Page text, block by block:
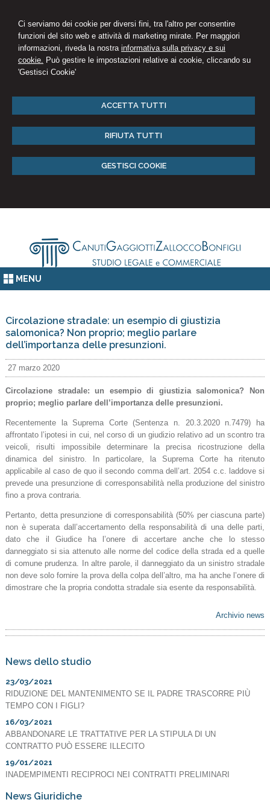
Ci serviamo dei cookie per diversi fini, tra l'altro per consentire
funzioni del sito web e attività di marketing mirate. Per maggiori
informazioni, riveda la nostra informativa sulla privacy e sui
cookie. Può gestire le impostazioni relative ai cookie, cliccando su
'Gestisci Cookie'
ACCETTA TUTTI
RIFIUTA TUTTI
GESTISCI COOKIE
MENU
Circolazione stradale: un esempio di giustizia
salomonica? Non proprio; meglio parlare
dell’importanza delle presunzioni.
27 marzo 2020
Circolazione stradale: un esempio di giustizia salomonica? Non
proprio; meglio parlare dell’importanza delle presunzioni.
Recentemente la Suprema Corte (Sentenza n. 20.3.2020 n.7479) ha
affrontato l’ipotesi in cui, nel corso di un giudizio relativo ad un scontro tra
veicoli, risulti impossibile determinare la precisa ricostruzione della
dinamica del sinistro. In particolare, la Suprema Corte ha ritenuto
applicabile al caso de quo il secondo comma dell’art. 2054 c.c. laddove si
prevede una presunzione di corresponsabilità nella produzione del sinistro
fino a prova contraria.
Pertanto, detta presunzione di corresponsabilità (50% per ciascuna parte)
non è superata dall’accertamento della responsabilità di una delle parti,
dato che il Giudice ha l’onere di accertare anche che lo stesso
danneggiato si sia attenuto alle norme del codice della strada ed a quelle
di comune prudenza. In altre parole, il danneggiato da un sinistro stradale
non deve solo fornire la prova della colpa dell’altro, ma ha anche l’onere di
dimostrare che la propria condotta stradale sia esente da responsabilità.
Archivio news
News dello studio
23/03/2021
RIDUZIONE DEL MANTENIMENTO SE IL PADRE TRASCORRE PIÙ
TEMPO CON I FIGLI?
16/03/2021
ABBANDONARE LE TRATTATIVE PER LA STIPULA DI UN
CONTRATTO PUÒ ESSERE ILLECITO
19/01/2021
INADEMPIMENTI RECIPROCI NEI CONTRATTI PRELIMINARI
News Giuridiche